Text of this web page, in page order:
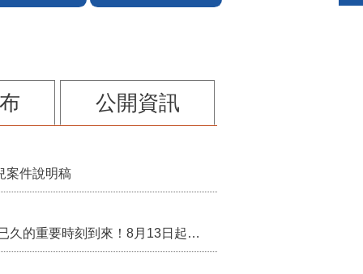
公開資訊
案件說明稿
行政院核定西拉雅族為平埔原住民族群 盼望已久的重要時刻到來！8月13日起受理民族成員名冊登記